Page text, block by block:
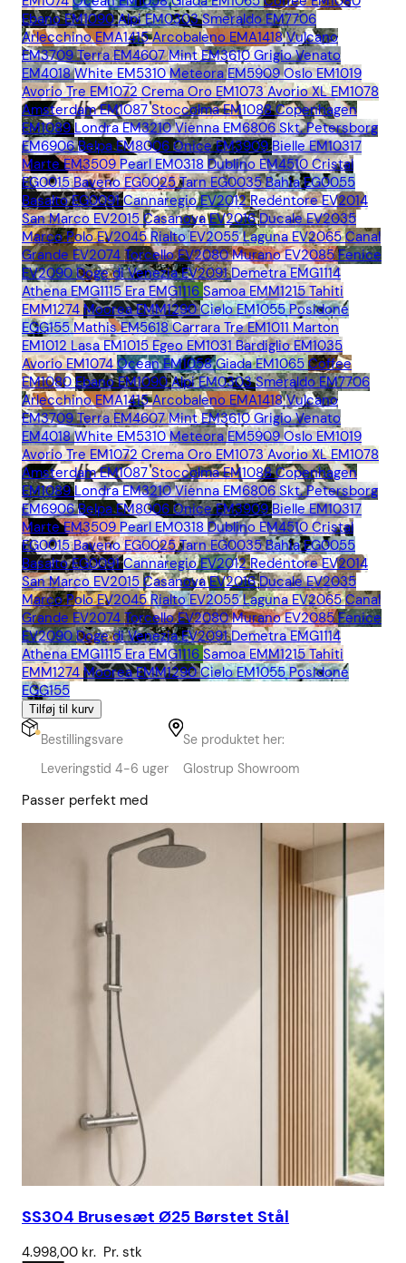
Ebano EM1090 Alpi EM0303 Smeraldo EM7706
Arlecchino EMA1415 Arcobaleno EMA1418 Vulcano
EM3709 Terra EM4607 Mint EM3610 Grigio Venato
EM4018 White EM5310 Meteora EM5909 Oslo EM1019
Avorio Tre EM1072 Crema Oro EM1073 Avorio XL EM1078
Amsterdam EM1087 Stoccolma EM1088 Copenhagen
EM1089 Londra EM3210 Vienna EM6806 Skt. Petersborg
EM6906 Belpa EM8006 Onice EM3909 Bielle EM10317
Marte EM3509 Pearl EM0318 Dublino EM4510 Cristal
EG0015 Baveno EG0025 Tarn EG0035 Bahia EG0055
Basalto EG0091 Cannaregio EV2012 Redentore EV2014
San Marco EV2015 Casanova EV2016 Ducale EV2035
Marco Polo EV2045 Rialto EV2055 Laguna EV2065 Canal
Grande EV2074 Torcello EV2080 Murano EV2085 Fenice
EV2090 Doge di Venezia EV2091 Demetra EMG1114
Athena EMG1115 Era EMG1116 Samoa EMM1215 Tahiti
EMM1274 Moorea EMM1290 Cielo EM1055 Posidone
EGG155 Mathis EM5618 Carrara Tre EM1011 Marton
EM1012 Lasa EM1015 Egeo EM1031 Bardiglio EM1035
Avorio EM1074 Ocean EM1058 Giada EM1065 Coffee
EM1080 Ebano EM1090 Alpi EM0303 Smeraldo EM7706
Arlecchino EMA1415 Arcobaleno EMA1418 Vulcano
EM3709 Terra EM4607 Mint EM3610 Grigio Venato
EM4018 White EM5310 Meteora EM5909 Oslo EM1019
Avorio Tre EM1072 Crema Oro EM1073 Avorio XL EM1078
Amsterdam EM1087 Stoccolma EM1088 Copenhagen
EM1089 Londra EM3210 Vienna EM6806 Skt. Petersborg
EM6906 Belpa EM8006 Onice EM3909 Bielle EM10317
Marte EM3509 Pearl EM0318 Dublino EM4510 Cristal
EG0015 Baveno EG0025 Tarn EG0035 Bahia EG0055
Basalto EG0091 Cannaregio EV2012 Redentore EV2014
San Marco EV2015 Casanova EV2016 Ducale EV2035
Marco Polo EV2045 Rialto EV2055 Laguna EV2065 Canal
Grande EV2074 Torcello EV2080 Murano EV2085 Fenice
EV2090 Doge di Venezia EV2091 Demetra EMG1114
Athena EMG1115 Era EMG1116 Samoa EMM1215 Tahiti
EMM1274 Moorea EMM1290 Cielo EM1055 Posidone
EGG155
Tilføj til kurv
Bestillingsvare
Leveringstid 4-6 uger
Se produktet her:
Glostrup Showroom
Passer perfekt med
SS304 Brusesæt Ø25 Børstet Stål
4.998,00 kr. Pr. stk